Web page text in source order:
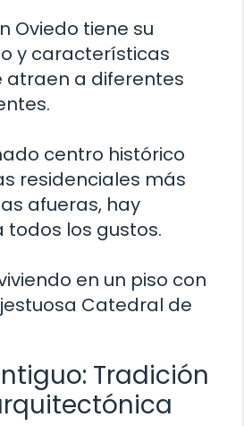
Oviedo tiene su
y características
atraen a diferentes
centro histórico
residenciales más
afueras, hay
los gustos.
en un piso con
Catedral de
Tradición